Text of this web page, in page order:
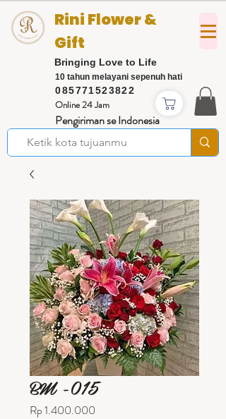
085771523822
Rini Flower &
Gift
Bringing Love to Life
Online 24 Jam
Pengiriman se Indonesia
10 tahun melayani sepenuh hati
BM -015
Rp 1.400.000